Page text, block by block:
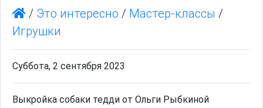
/ Это интересно / Мастер-классы /
Игрушки
Суббота, 2 сентября 2023
Выкройка собаки тедди от Ольги Рыбкиной